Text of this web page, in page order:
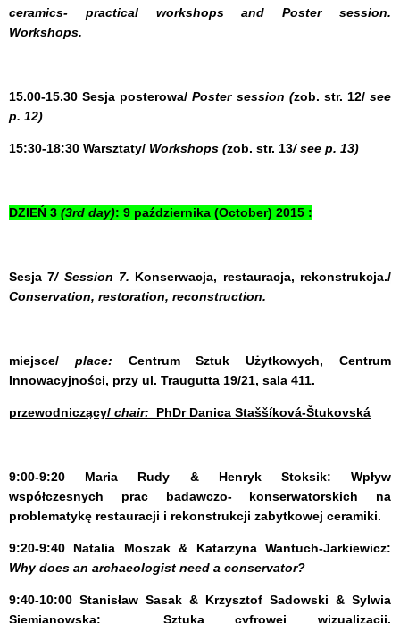
ceramics- practical workshops and Poster session.
Workshops.
15.00-15.30 Sesja posterowa/Poster session (zob. str. 12/see
p. 12)
15:30-18:30 Warsztaty/ Workshops (zob. str. 13/ see p. 13)
DZIEŃ 3 (3rd day): 9 października (October) 2015 :
Sesja 7/ Session 7. Konserwacja, restauracja, rekonstrukcja./
Conservation, restoration, reconstruction.
miejsce/ place: Centrum Sztuk Użytkowych, Centrum
Innowacyjności, przy ul. Traugutta 19/21, sala 411.
przewodniczący/ chair: PhDr Danica Staššíková-Štukovská
9:00-9:20 Maria Rudy & Henryk Stoksik: Wpływ
współczesnych prac badawczo- konserwatorskich na
problematykę restauracji i rekonstrukcji zabytkowej ceramiki.
9:20-9:40 Natalia Moszak & Katarzyna Wantuch-Jarkiewicz:
Why does an archaeologist need a conservator?
9:40-10:00 Stanisław Sasak & Krzysztof Sadowski & Sylwia
Siemianowska:
Sztuka cyfrowej wizualizacji.